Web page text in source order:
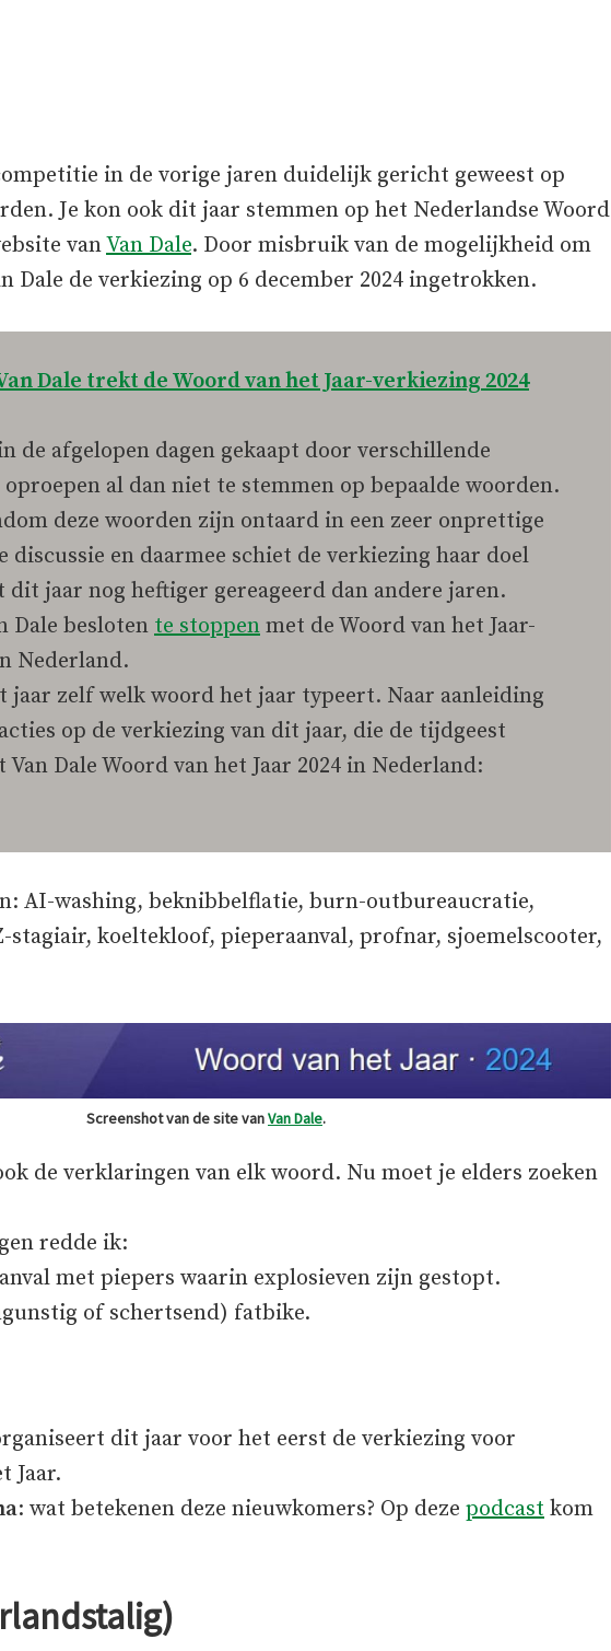
in de vorige jaren duidelijk gericht geweest op
Je kon ook dit jaar stemmen op het Nederlandse Woord
vanVan Dale. Door misbruik van de mogelijkheid om
Dale de verkiezing op 6 december 2024 ingetrokken.
Dale trekt de Woord van het Jaar-verkiezing 2024
de afgelopen dagen gekaapt door verschillende
al dan niet te stemmen op bepaalde woorden.
deze woorden zijn ontaard in een zeer onprettige
discussie en daarmee schiet de verkiezing haar doel
jaar nog heftiger gereageerd dan andere jaren.
Dale besloten te stoppen met de Woord van het Jaar-
Nederland.
jaar zelf welk woord het jaar typeert. Naar aanleiding
op de verkiezing van dit jaar, die de tijdgeest
Dale Woord van het Jaar 2024 in Nederland:
AI-washing, beknibbelflatie, burn-outbureaucratie,
stagiair, koeltekloof, pieperaanval, profnar, sjoemelscooter,
Screenshot van de site vanVan Dale.
de verklaringen van elk woord. Nu moet je elders zoeken
redde ik:
met piepers waarin explosieven zijn gestopt.
of schertsend) fatbike.
dit jaar voor het eerst de verkiezing voor
Jaar.
: wat betekenen deze nieuwkomers? Op deze podcast kom